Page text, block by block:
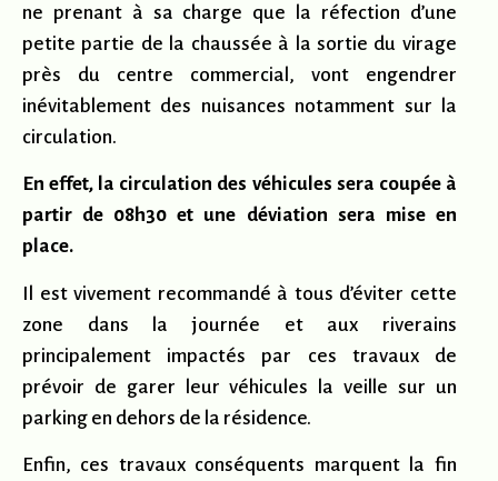
ne prenant à sa charge que la réfection d’une
petite partie de la chaussée à la sortie du virage
près du centre commercial, vont engendrer
inévitablement des nuisances notamment sur la
circulation.
En effet, la circulation des véhicules sera coupée à
partir de 08h30 et une déviation sera mise en
place.
Il est vivement recommandé à tous d’éviter cette
zone dans la journée et aux riverains
principalement impactés par ces travaux de
prévoir de garer leur véhicules la veille sur un
parking en dehors de la résidence.
Enfin, ces travaux conséquents marquent la fin